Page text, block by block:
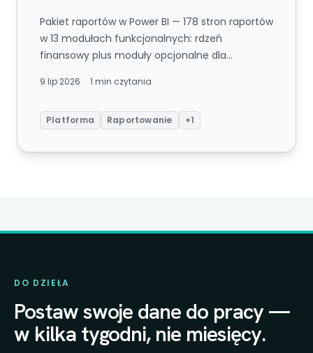
Pakiet raportów w Power BI — 178 stron raportów
w 13 modułach funkcjonalnych: rdzeń
finansowy plus moduły opcjonalne dla
9 lip 2026 1 min czytania
Platforma Raportowanie +1
DO DZIEŁA
Postaw swoje dane do pracy —
w kilka tygodni, nie miesięcy.